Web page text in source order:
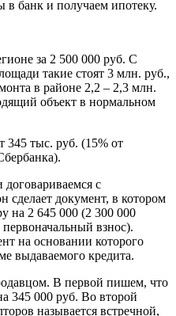
в банк и получаем ипотеку.
за 2 500 000 руб. С
такие стоят 3 млн. руб.,
в районе 2,2 – 2,3 млн.
объект в нормальном
345 тыс. руб. (15% от
с
документ, в котором
на 2 645 000 (2 300 000
взнос).
на основании которого
выдаваемого кредита.
В первой пишем, что
345 000 руб. Во второй
называется встречной,